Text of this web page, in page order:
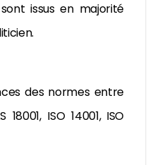
issus en majorité
des normes entre
18001, ISO 14001, ISO